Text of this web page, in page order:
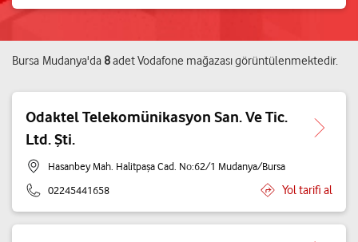
Bursa Mudanya'da 8adetVodafone mağazasıgörüntülenmektedir.
Odaktel Telekomünikasyon San. Ve Tic.
Ltd. Şti.
Hasanbey Mah. Halitpaşa Cad. No:62/1 Mudanya/Bursa
02245441658
Yol tarifi al